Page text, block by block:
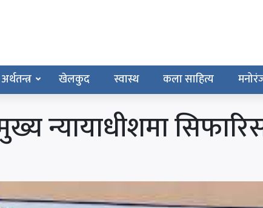
अर्थतन्त्र खेलकुद स्वास्थ कला साहित्य
न्यायाधीशमा